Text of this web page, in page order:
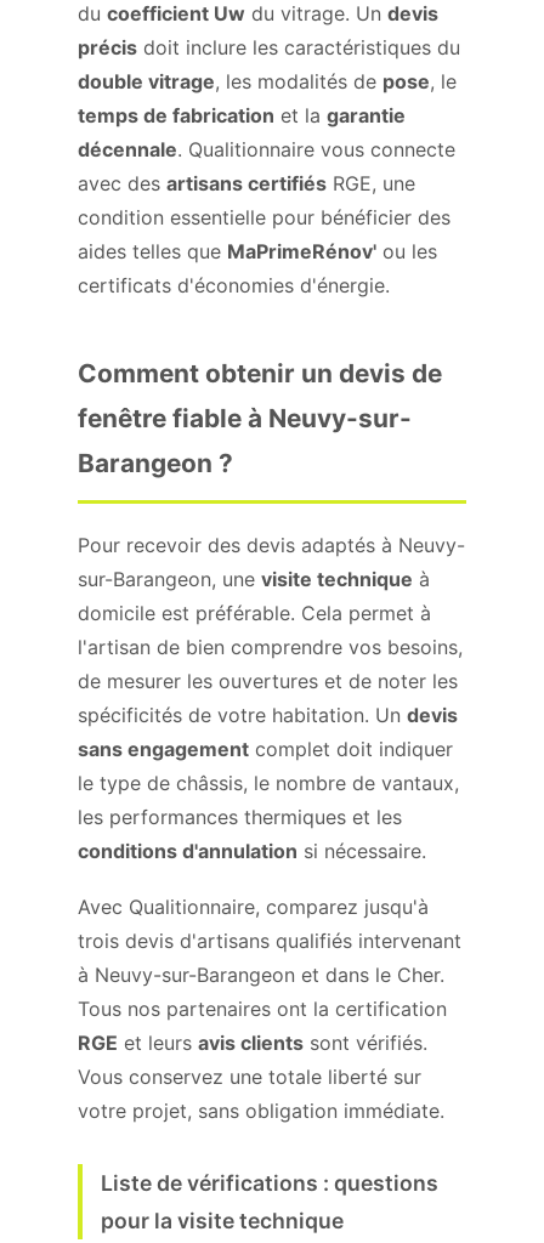
du coefficient Uw du vitrage. Un devis
précis doit inclure les caractéristiques du
double vitrage, les modalités de pose, le
temps de fabrication et la garantie
décennale. Qualitionnaire vous connecte
avec des artisans certifiés RGE, une
condition essentielle pour bénéficier des
aides telles que MaPrimeRénov' ou les
certificats d'économies d'énergie.
Comment obtenir un devis de
fenêtre fiable à Neuvy-sur-
Barangeon ?
Pour recevoir des devis adaptés à Neuvy-
sur-Barangeon, une visite technique à
domicile est préférable. Cela permet à
l'artisan de bien comprendre vos besoins,
de mesurer les ouvertures et de noter les
spécificités de votre habitation. Un devis
sans engagement complet doit indiquer
le type de châssis, le nombre de vantaux,
les performances thermiques et les
conditions d'annulation si nécessaire.
Avec Qualitionnaire, comparez jusqu'à
trois devis d'artisans qualifiés intervenant
à Neuvy-sur-Barangeon et dans le Cher.
Tous nos partenaires ont la certification
RGE et leurs avis clients sont vérifiés.
Vous conservez une totale liberté sur
votre projet, sans obligation immédiate.
Liste de vérifications : questions
pour la visite technique